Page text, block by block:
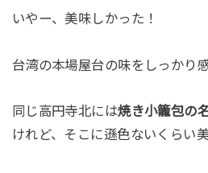
いやー、美味しかった！
台湾の本場屋台の味をしっかり
同じ高円寺北には焼き小籠包の
けれど、そこに遜色ないくらい美